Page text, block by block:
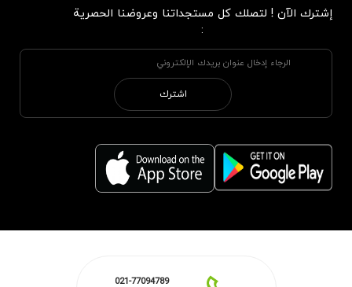
إشترك الآن ! لتصلك كل مستجداتنا وعروضنا الحصرية
:
اشترك
021-77094789